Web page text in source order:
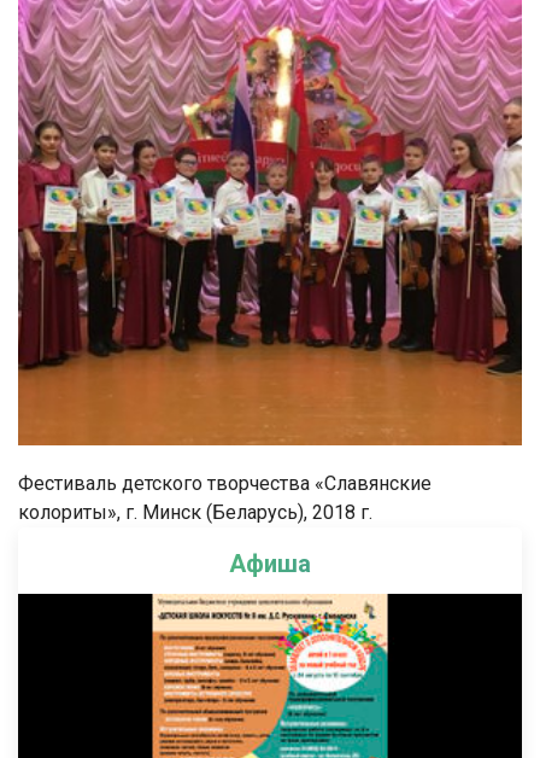
Афиша
Фестиваль детского творчества «Славянские
колориты», г. Минск (Беларусь), 2018 г.